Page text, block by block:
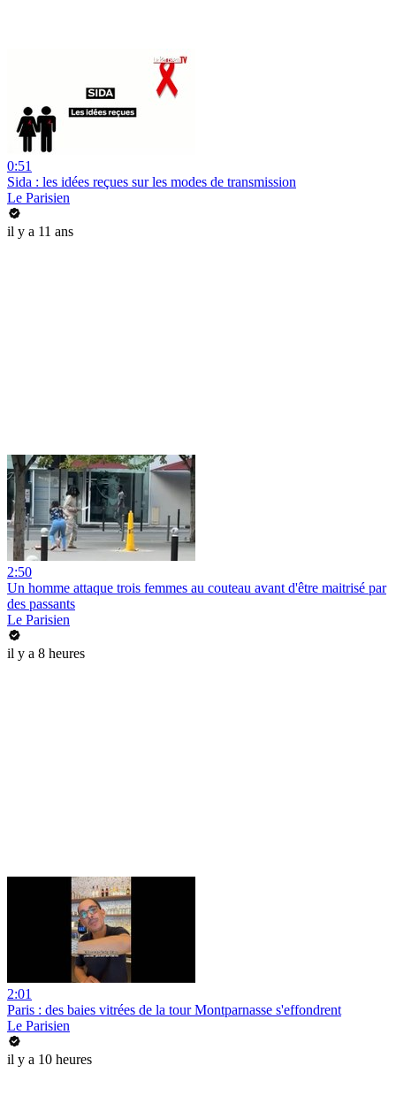
0:51
Sida : les idées reçues sur les modes de transmission
Le Parisien
il y a 11 ans
2:50
Un homme attaque trois femmes au couteau avant d'être maitrisé par
des passants
Le Parisien
il y a 8 heures
2:01
Paris : des baies vitrées de la tour Montparnasse s'effondrent
Le Parisien
il y a 10 heures